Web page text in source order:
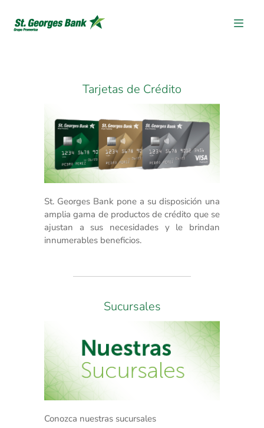
Tarjetas de Crédito
St. Georges Bank pone a su disposición una
amplia gama de productos de crédito que se
ajustan a sus necesidades y le brindan
innumerables beneficios.
Sucursales
Conozca nuestras sucursales